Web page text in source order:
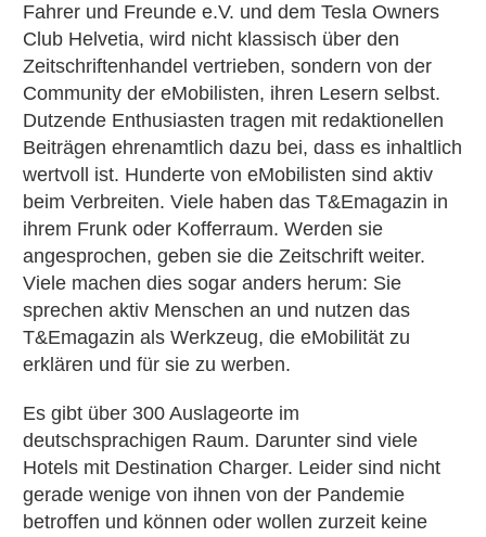
Fahrer und Freunde e.V. und dem Tesla Owners
Club Helvetia, wird nicht klassisch über den
Zeitschriftenhandel vertrieben, sondern von der
Community der eMobilisten, ihren Lesern selbst.
Dutzende Enthusiasten tragen mit redaktionellen
Beiträgen ehrenamtlich dazu bei, dass es inhaltlich
wertvoll ist. Hunderte von eMobilisten sind aktiv
beim Verbreiten. Viele haben das T&Emagazin in
ihrem Frunk oder Kofferraum. Werden sie
angesprochen, geben sie die Zeitschrift weiter.
Viele machen dies sogar anders herum: Sie
sprechen aktiv Menschen an und nutzen das
T&Emagazin als Werkzeug, die eMobilität zu
erklären und für sie zu werben.
Es gibt über 300 Auslageorte im
deutschsprachigen Raum. Darunter sind viele
Hotels mit Destination Charger. Leider sind nicht
gerade wenige von ihnen von der Pandemie
betroffen und können oder wollen zurzeit keine